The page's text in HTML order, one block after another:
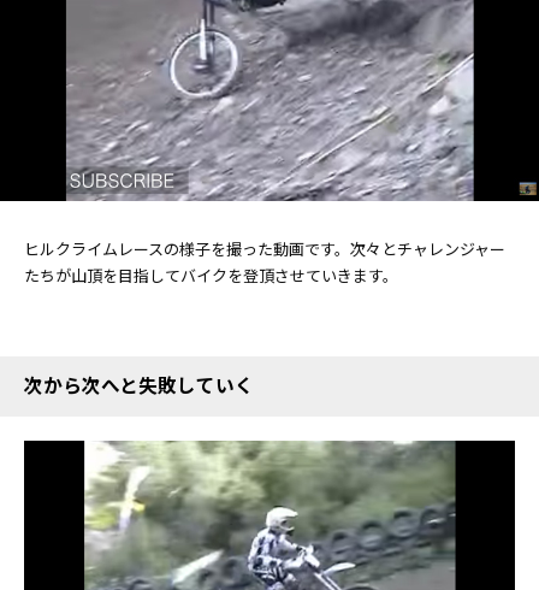
ヒルクライムレースの様子を撮った動画です。次々とチャレンジャー
たちが山頂を目指してバイクを登頂させていきます。
次から次へと失敗していく